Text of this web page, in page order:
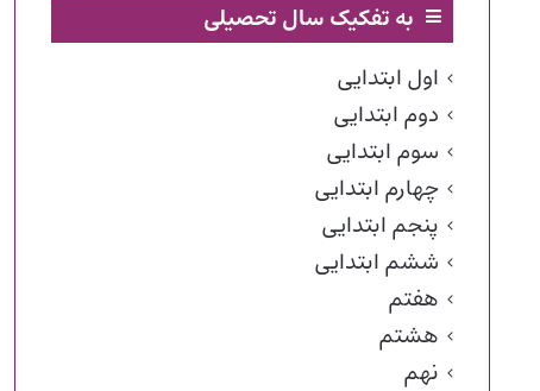
به تفکیک سال تحصیلی
اول ابتدایی
دوم ابتدایی
سوم ابتدایی
چهارم ابتدایی
پنجم ابتدایی
ششم ابتدایی
هفتم
هشتم
نهم